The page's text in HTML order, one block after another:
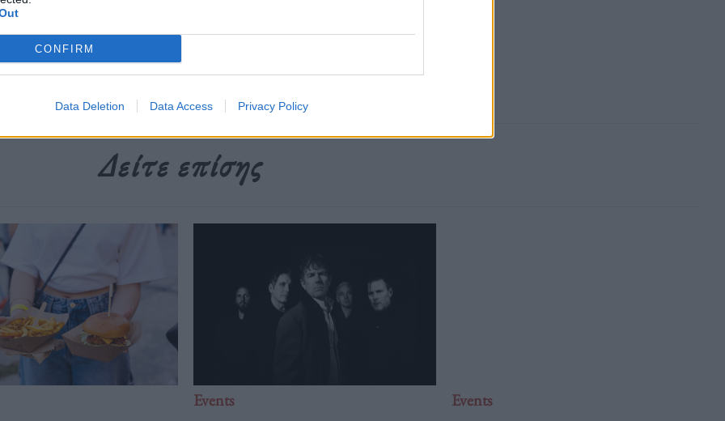
CONFIRM
Data Deletion Data Access Privacy Policy
,Γεώργιος Θεοχάρης,Γιώργος-Ίκαρος Μπαμπασάκη,Ελευσίς,
Δείτε επίσης
Events Events